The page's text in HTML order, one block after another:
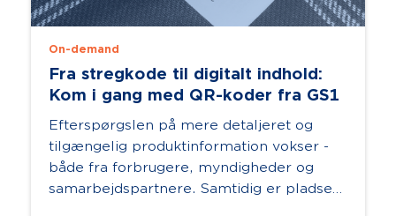
On-demand
Fra stregkode til digitalt indhold:
Kom i gang med QR-koder fra GS1
Efterspørgslen på mere detaljeret og
tilgængelig produktinformation vokser -
både fra forbrugere, myndigheder og
samarbejdspartnere. Samtidig er pladsen